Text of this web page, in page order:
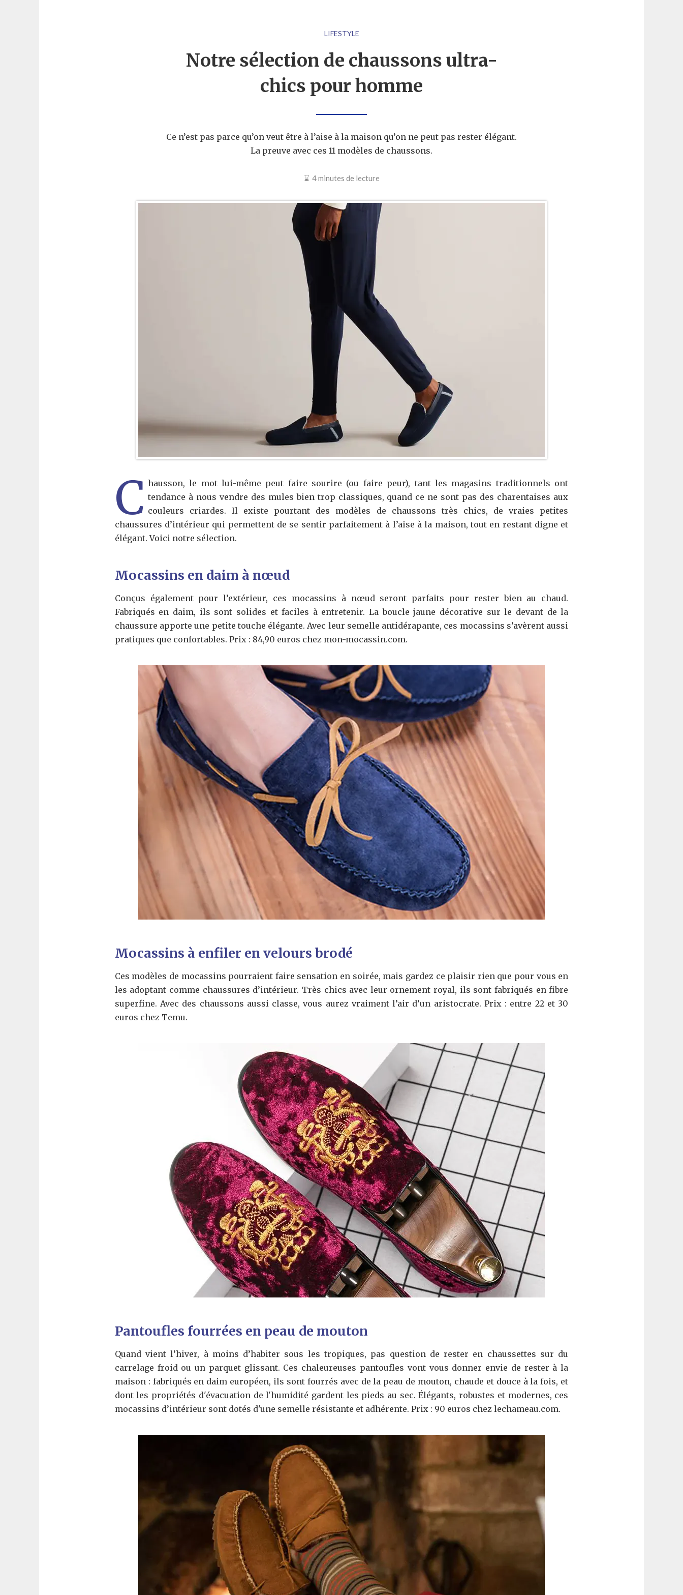
LIFESTYLE
Notre sélection de chaussons ultra-
chics pour homme
Ce n’est pas parce qu’on veut être à l’aise à la maison qu’on ne peut pas rester élégant.
La preuve avec ces 11 modèles de chaussons.
4 minutes de lecture
C hausson, le mot lui-même peut faire sourire (ou faire peur), tant les magasins traditionnels ont
tendance à nous vendre des mules bien trop classiques, quand ce ne sont pas des charentaises aux
couleurs criardes. Il existe pourtant des modèles de chaussons très chics, de vraies petites
chaussures d’intérieur qui permettent de se sentir parfaitement à l’aise à la maison, tout en restant digne et
élégant. Voici notre sélection.
Mocassins en daim à nœud
Conçus également pour l’extérieur, ces mocassins à nœud seront parfaits pour rester bien au chaud.
Fabriqués en daim, ils sont solides et faciles à entretenir. La boucle jaune décorative sur le devant de la
chaussure apporte une petite touche élégante. Avec leur semelle antidérapante, ces mocassins s’avèrent aussi
pratiques que confortables. Prix : 84,90 euros chez mon-mocassin.com.
Mocassins à enfiler en velours brodé
Ces modèles de mocassins pourraient faire sensation en soirée, mais gardez ce plaisir rien que pour vous en
les adoptant comme chaussures d’intérieur. Très chics avec leur ornement royal, ils sont fabriqués en fibre
superfine. Avec des chaussons aussi classe, vous aurez vraiment l’air d’un aristocrate. Prix : entre 22 et 30
euros chez Temu.
Pantoufles fourrées en peau de mouton
Quand vient l’hiver, à moins d’habiter sous les tropiques, pas question de rester en chaussettes sur du
carrelage froid ou un parquet glissant. Ces chaleureuses pantoufles vont vous donner envie de rester à la
maison : fabriqués en daim européen, ils sont fourrés avec de la peau de mouton, chaude et douce à la fois, et
dont les propriétés d'évacuation de l'humidité gardent les pieds au sec. Élégants, robustes et modernes, ces
mocassins d’intérieur sont dotés d'une semelle résistante et adhérente. Prix : 90 euros chez lechameau.com.